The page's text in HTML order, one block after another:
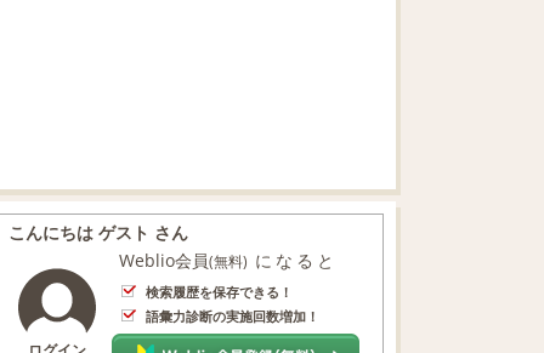
こんにちは ゲスト さん
Weblio会員(無料) になると
検索履歴を保存できる！
語彙力診断の実施回数増加！